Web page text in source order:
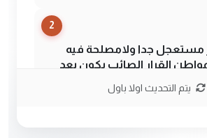
2
مستعجل جدا ولامصلحة فيه
القرار الصائب يكون بعد
يتم التحديث اولا باول